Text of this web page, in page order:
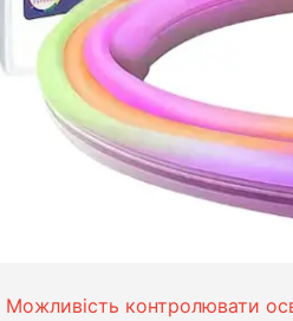
Можливість контролювати